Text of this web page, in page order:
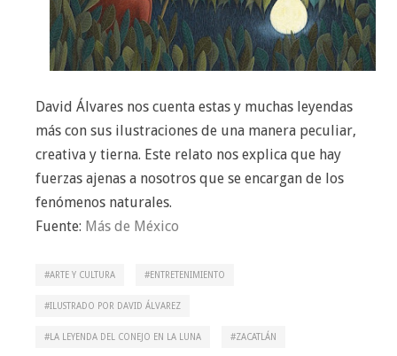
David Álvares nos cuenta estas y muchas leyendas
más con sus ilustraciones de una manera peculiar,
creativa y tierna. Este relato nos explica que hay
fuerzas ajenas a nosotros que se encargan de los
fenómenos naturales.
Fuente: Más de México
ARTE Y CULTURA ENTRETENIMIENTO
ILUSTRADO POR DAVID ÁLVAREZ
LA LEYENDA DEL CONEJO EN LA LUNA ZACATLÁN